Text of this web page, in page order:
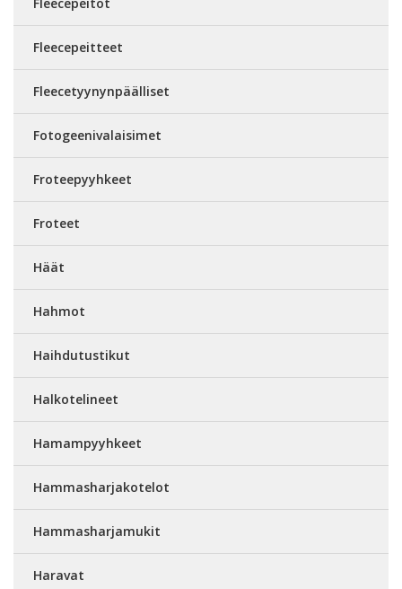
Fleecepeitteet
Fleecetyynynpäälliset
Fotogeenivalaisimet
Froteepyyhkeet
Froteet
Häät
Hahmot
Haihdutustikut
Halkotelineet
Hamampyyhkeet
Hammasharjakotelot
Hammasharjamukit
Haravat